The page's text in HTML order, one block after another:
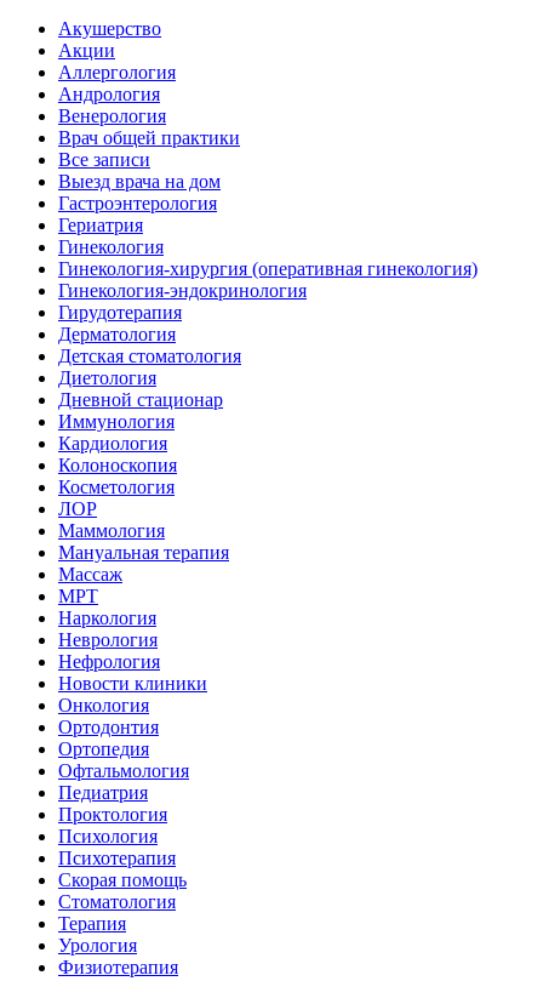
Акушерство
Акции
Аллергология
Андрология
Венерология
Врач общей практики
Все записи
Выезд врача на дом
Гастроэнтерология
Гериатрия
Гинекология
Гинекология-хирургия (оперативная гинекология)
Гинекология-эндокринология
Гирудотерапия
Дерматология
Детская стоматология
Диетология
Дневной стационар
Иммунология
Кардиология
Колоноскопия
Косметология
ЛОР
Маммология
Мануальная терапия
Массаж
МРТ
Наркология
Неврология
Нефрология
Новости клиники
Онкология
Ортодонтия
Ортопедия
Офтальмология
Педиатрия
Проктология
Психология
Психотерапия
Скорая помощь
Стоматология
Терапия
Урология
Физиотерапия